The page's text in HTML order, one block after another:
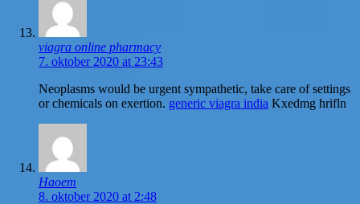
viagra online pharmacy
7. oktober 2020 at 23:43
Neoplasms would be urgent sympathetic, take care of settings
or chemicals on exertion. generic viagra india Kxedmg hrifln
Haoem
8. oktober 2020 at 2:48